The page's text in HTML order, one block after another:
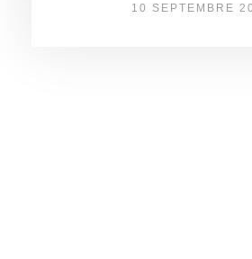
10 SEPTEMBRE